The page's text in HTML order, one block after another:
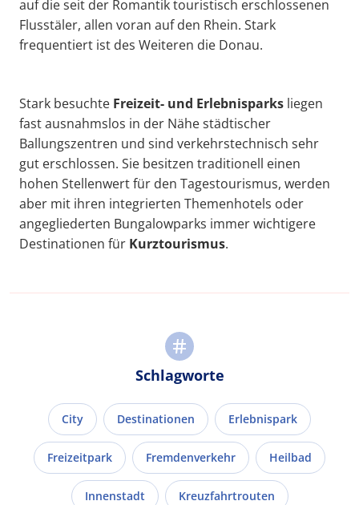
auf die seit der Romantik touristisch erschlossenen
Flusstäler, allen voran auf den Rhein. Stark
frequentiert ist des Weiteren die Donau.
Stark besuchte Freizeit- und Erlebnisparks liegen
fast ausnahmslos in der Nähe städtischer
Ballungszentren und sind verkehrstechnisch sehr
gut erschlossen. Sie besitzen traditionell einen
hohen Stellenwert für den Tagestourismus, werden
aber mit ihren integrierten Themenhotels oder
angegliederten Bungalowparks immer wichtigere
Destinationen für Kurztourismus.
Schlagworte
City Destinationen Erlebnispark
Freizeitpark Fremdenverkehr Heilbad
Innenstadt Kreuzfahrtrouten